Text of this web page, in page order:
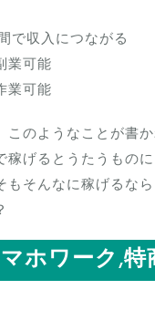
で収入につながる
業可能
業可能
このようなことが書
稼げるとうたうもの
もそんなに稼げるな
ホワーク,特